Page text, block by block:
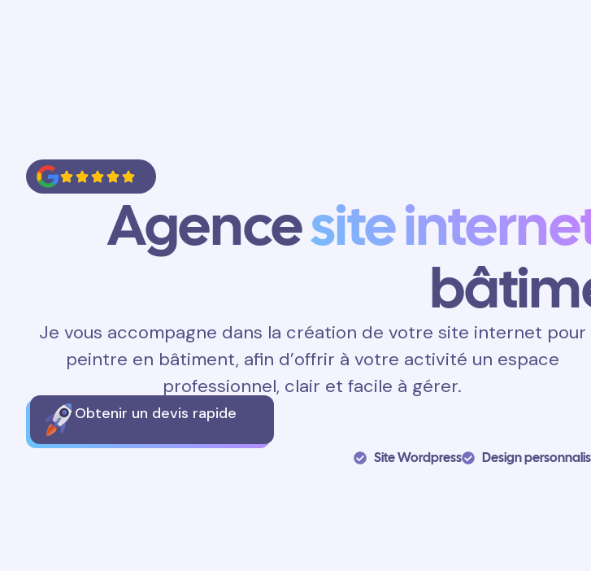
Agencesite
Je vous accompagne dans la création de votre site internet pour
peintre en bâtiment, afin d’offrir à votre activité un espace
professionnel, clair et facile à gérer.
Obtenir un devis rapide
Site Wordpress Design